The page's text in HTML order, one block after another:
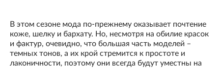
В этом сезоне мода по-прежнему оказывает почтение
коже, шелку и бархату. Но, несмотря на обилие красок
и фактур, очевидно, что большая часть моделей –
темных тонов, а их крой стремится к простоте и
лаконичности, поэтому они всегда будут уместны на